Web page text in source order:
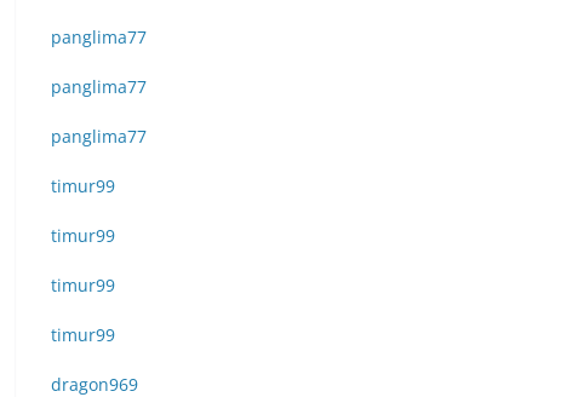
panglima77
panglima77
panglima77
timur99
timur99
timur99
timur99
dragon969